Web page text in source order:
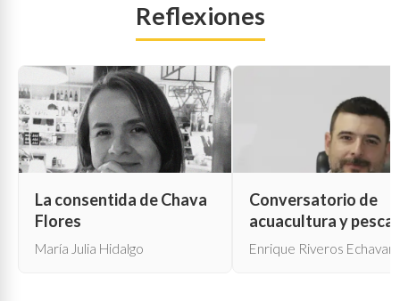
Reflexiones
La consentida de Chava
Flores
María Julia Hidalgo
Conversatorio de
acuacultura y pesca
Enrique Riveros